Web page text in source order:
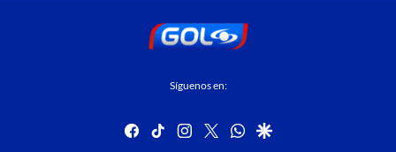
Síguenos en:
facebook
tiktok instagram
twitterwhatsapp
google